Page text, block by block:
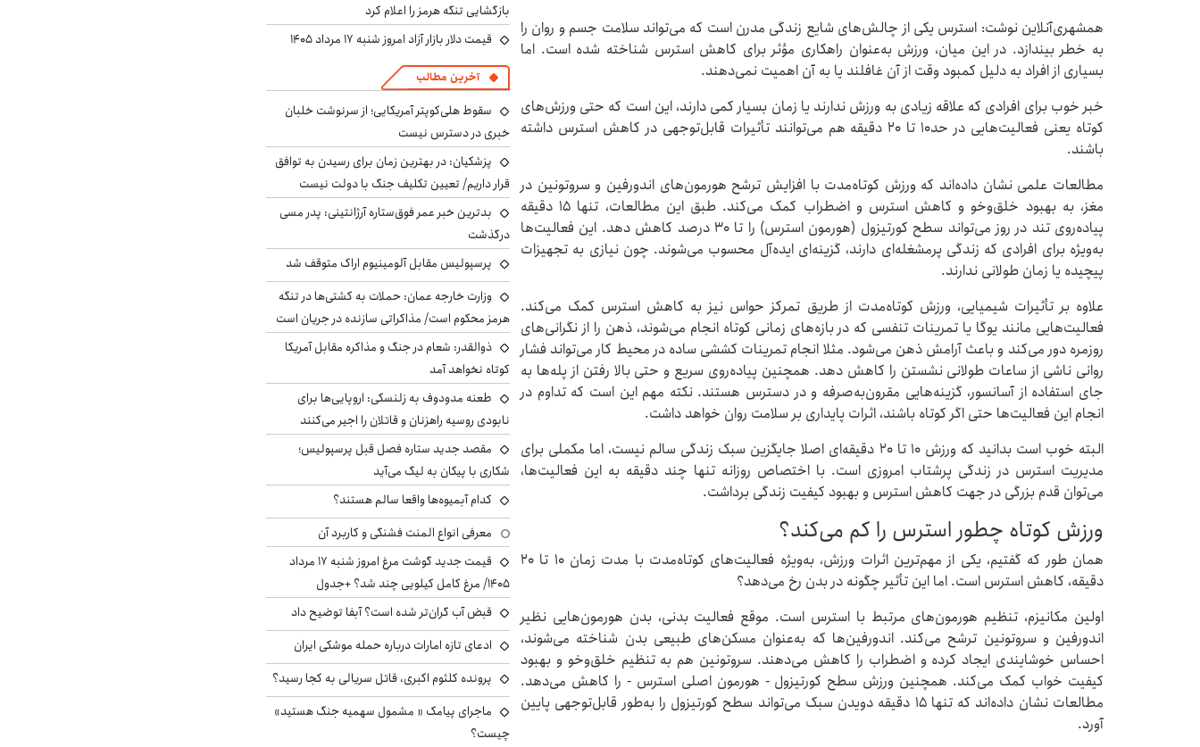
همشهری‌آنلاین نوشت: استرس یکی از چالش‌های شایع زندگی مدرن است که می‌تواند سلامت جسم و روان را
به خطر بیندازد. در این میان، ورزش به‌عنوان راهکاری مؤثر برای کاهش استرس شناخته شده است. اما
بسیاری از افراد به ‌دلیل کمبود وقت از آن غافلند یا به آن اهمیت نمی‌دهند.
خبر خوب برای افرادی که علاقه زیادی به ورزش ندارند یا زمان بسیار کمی دارند، این است که حتی ورزش‌های
کوتاه یعنی فعالیت‌هایی در حد۱۰ تا ۲۰ دقیقه هم می‌توانند تأثیرات قابل‌توجهی در کاهش استرس داشته
باشند.
مطالعات علمی نشان داده‌اند که ورزش کوتاه‌مدت با افزایش ترشح هورمون‌های اندورفین و سروتونین در
مغز، به بهبود خلق‌وخو و کاهش استرس و اضطراب کمک می‌کند. طبق این مطالعات، تنها ۱۵ دقیقه
پیاده‌روی تند در روز می‌تواند سطح کورتیزول (هورمون استرس) را تا ۳۰ درصد کاهش دهد. این فعالیت‌ها
به‌ویژه برای افرادی که زندگی پرمشغله‌ای دارند، گزینه‌ای ایده‌آل محسوب می‌شوند. چون نیازی به تجهیزات
پیچیده یا زمان طولانی ندارند.
علاوه بر تأثیرات شیمیایی، ورزش کوتاه‌مدت از طریق تمرکز حواس نیز به کاهش استرس کمک می‌کند.
فعالیت‌هایی مانند یوگا یا تمرینات تنفسی که در بازه‌های زمانی کوتاه انجام می‌شوند، ذهن را از نگرانی‌های
روزمره دور می‌کند و باعث آرامش ذهن می‌شود. مثلا انجام تمرینات کششی ساده در محیط کار می‌تواند فشار
روانی ناشی از ساعات طولانی نشستن را کاهش دهد. همچنین پیاده‌روی سریع و حتی بالا رفتن از پله‌ها به‌
جای استفاده از آسانسور، گزینه‌هایی مقرون‌به‌صرفه و در دسترس هستند. نکته مهم این است که تداوم در
انجام این فعالیت‌ها حتی اگر کوتاه باشند، اثرات پایداری بر سلامت روان خواهد داشت.
البته خوب است بدانید که ورزش‌ ۱۰ تا ۲۰ دقیقه‌ای اصلا جایگزین سبک زندگی سالم نیست، اما مکملی برای
مدیریت استرس در زندگی پرشتاب امروزی است. با اختصاص روزانه تنها چند دقیقه به این فعالیت‌ها،
می‌توان قدم بزرگی در جهت کاهش استرس و بهبود کیفیت زندگی برداشت.
ورزش کوتاه چطور استرس را کم می‌کند؟
همان طور که گفتیم، یکی از مهم‌ترین اثرات ورزش، به‌ویژه فعالیت‌های کوتاه‌مدت با مدت زمان ۱۰ تا ۲۰
دقیقه، کاهش استرس است. اما این تأثیر چگونه در بدن رخ می‌دهد؟
اولین مکانیزم، تنظیم هورمون‌های مرتبط با استرس است. موقع فعالیت بدنی، بدن هورمون‌هایی نظیر
اندورفین و سروتونین ترشح می‌کند. اندورفین‌ها که به‌عنوان مسکن‌های طبیعی بدن شناخته می‌شوند،
احساس خوشایندی ایجاد کرده و اضطراب را کاهش می‌دهند. سروتونین هم به تنظیم خلق‌وخو و بهبود
کیفیت خواب کمک می‌کند. همچنین ورزش سطح کورتیزول - هورمون اصلی استرس - را کاهش می‌دهد.
مطالعات نشان داده‌اند که تنها ۱۵ دقیقه دویدن سبک می‌تواند سطح کورتیزول را به‌طور قابل‌توجهی پایین
آورد.
بازگشایی تنگه هرمز را اعلام کرد
قیمت دلار بازار آزاد امروز شنبه ۱۷ مرداد ۱۴۰۵
آخرین مطالب
سقوط هلی‌کوپتر آمریکایی؛ از سرنوشت خلبان
خبری در دسترس نیست
پزشکیان‌: در بهترین زمان برای رسیدن به توافق
قرار داریم/ تعیین تکلیف جنگ با دولت نیست
بدترین خبر عمر فوق‌ستاره آرژانتینی: پدر مسی
درگذشت
پرسپولیس مقابل آلومینیوم اراک متوقف شد
وزارت خارجه عمان: حملات به کشتی‌ها در تنگه
هرمز محکوم است/ مذاکراتی سازنده در جریان است
ذوالقدر: شعام در جنگ و مذاکره مقابل آمریکا
کوتاه نخواهد آمد
طعنه مدودوف به زلنسکی: اروپایی‌ها برای
نابودی روسیه راهزنان و قاتلان را اجیر می‌کنند
مقصد جدید ستاره فصل قبل پرسپولیس؛
شکاری با پیکان به لیگ می‌آید
کدام آبمیوه‌ها واقعا سالم هستند؟
معرفی انواع المنت فشنگی و کاربرد آن
قیمت جدید گوشت مرغ امروز شنبه ۱۷ مرداد
۱۴۰۵/ مرغ کامل کیلویی چند شد؟ +جدول
قبض آب گران‌تر شده است؟ آبفا توضیح داد
ادعای تازه امارات درباره حمله موشکی ایران
پرونده کلثوم اکبری، قاتل سریالی به کجا رسید؟
ماجرای پیامک « مشمول سهمیه جنگ هستید»
چیست؟